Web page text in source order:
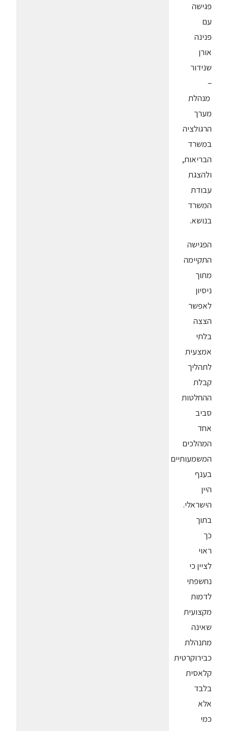
פגישה
עם
פנינה
אורן
שנידור
–
מנהלת
מערך
הרגולציה
במשרד
הבריאות,
ולהצגת
עבודת
המשרד
בנושא.
הפגישה
התקיימה
מתוך
ניסיון
לאפשר
הצצה
בלתי
אמצעית
לתהליך
קבלת
ההחלטות
סביב
אחד
המהלכים
המשמעותיים
בענף
היין
הישראלי.
בתוך
כך
ראוי
לציין כי
נחשפתי
לדמות
מקצועית
שאינה
מתנהלת
כבירוקרטית
קלאסית
בלבד
אלא
כמי